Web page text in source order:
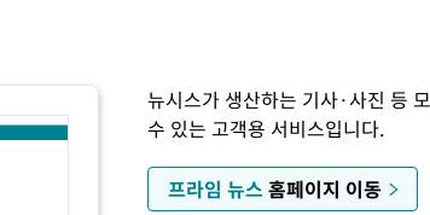
'월드컵 탈락 후폭풍' 축구협회…초유의 압수수색에 '충격·당황'
포 순간 '40도'
중요임무종사 혐의
뉴시스가 생산하는 기사·사진 등
수 있는 고객용 서비스입니다.
프라임 뉴스 홈페이지 이동